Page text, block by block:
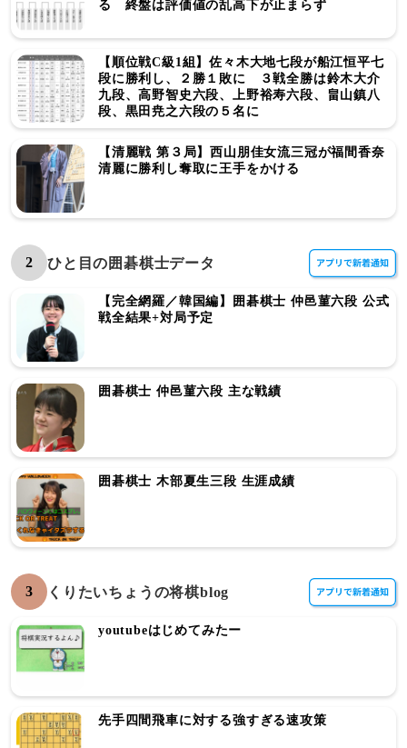
る 終盤は評価値の乱高下が止まらず
【順位戦C級1組】佐々木大地七段が船江恒平七
段に勝利し、２勝１敗に ３戦全勝は鈴木大介
九段、高野智史六段、上野裕寿六段、畠山鎮八
段、黒田尭之六段の５名に
【清麗戦 第３局】西山朋佳女流三冠が福間香奈
清麗に勝利し奪取に王手をかける
2 ひと目の囲碁棋士データ
【完全網羅／韓国編】囲碁棋士 仲邑菫六段 公式
戦全結果+対局予定
囲碁棋士 仲邑菫六段 主な戦績
囲碁棋士 木部夏生三段 生涯成績
3 くりたいちょうの将棋blog
youtubeはじめてみたー
先手四間飛車に対する強すぎる速攻策